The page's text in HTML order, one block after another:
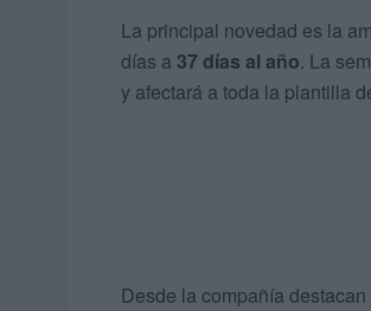
La principal novedad es la
días a 37 días al año. La
y afectará a toda la plantilla
Desde la compañía